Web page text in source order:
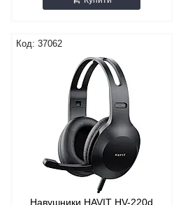
37062
Навушники HAVIT HV-220d